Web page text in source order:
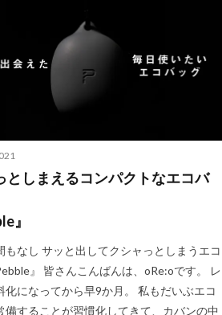
としまえるコンパクトなエコバ
』
もなし サッと出してクシャっとしまうエコ
』 皆さんこんばんは、oRe:oです。 レ
化になってから早9か月。 私もだいぶエコ
備することが習慣化してきて、カバンの中